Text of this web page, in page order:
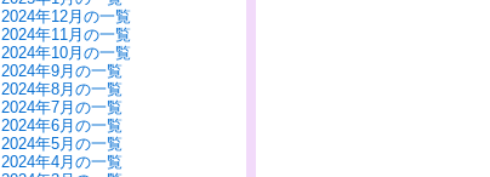
2024年12月の一覧
2024年11月の一覧
2024年10月の一覧
2024年9月の一覧
2024年8月の一覧
2024年7月の一覧
2024年6月の一覧
2024年5月の一覧
2024年4月の一覧